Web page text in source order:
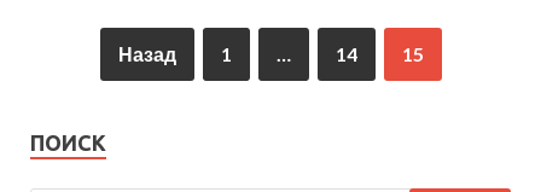
Назад 1 … 14 15
ПОИСК